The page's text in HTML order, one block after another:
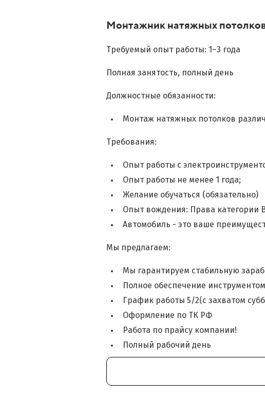
Монтажник натяжных
Требуемый опыт работы: 1–3 года
Полная занятость, полный день
Должностные обязанности:
Монтаж натяжных потолков
Требования:
Опыт работы с
Опыт работы не менее 1 года;
Желание обучаться (обязательно)
Опыт вождения: Права категории
Автомобиль - это ваше
Мы предлагаем:
Мы гарантируем стабильную
Полное обеспечение
График работы 5/2(с захватом
Оформление по ТК РФ
Работа по прайсу компании!
Полный рабочий день